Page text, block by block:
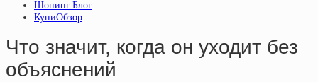
Шопинг Блог
КупиОбзор
Что значит, когда он уходит без
объяснений